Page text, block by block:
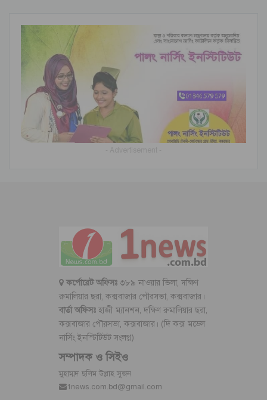
কর্পোরেট অফিসঃ৩৮৯ নাওয়ার ভিলা, দক্ষিণ
রুমালিয়ার ছরা, কক্সবাজার পৌরসভা, কক্সবাজার।
বার্তা অফিসঃ হাজী ম্যানশন, দক্ষিণ রুমালিয়ার ছরা,
কক্সবাজার পৌরসভা, কক্সবাজার। (দি কক্স মডেল
নার্সিং ইনস্টিটিউট সংলগ্ন)
সম্পাদক ও সিইও
মুহাম্মদ ছলিম উল্লাহ সুজন
1news.com.bd@gmail.com